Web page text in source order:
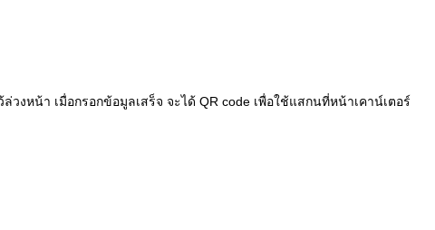
วงหน้า เมื่อกรอกข้อมูลเสร็จ จะได้ QR code เพื่อใช้แสกนที่หน้าเคาน์เตอร์